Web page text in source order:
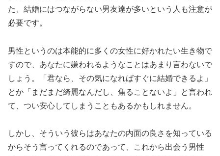
た、結婚にはつながらない男友達が多いという人も注意が
必要です。
男性というのは本能的に多くの女性に好かれたい生き物で
すので、あなたに嫌われるようなことはあまり言わないで
しょう。「君なら、その気になればすぐに結婚できるよ」
とか「まだまだ綺麗なんだし、焦ることないよ」と言われ
て、つい安心してしまうこともあるかもしれません。
しかし、そういう彼らはあなたの内面の良さを知っている
からそう言ってくれるのであって、これから出会う男性